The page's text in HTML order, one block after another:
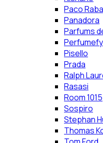
Paco
Panadora
Parfums
Perfumefy
Pisello
Prada
Ralph
Rasasi
Room 1015
Sospiro
Stephan
Thomas